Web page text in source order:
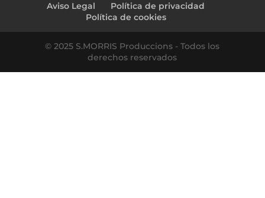
Aviso Legal
Política de privacidad
Política de cookies
© 2025 S.MORRIS Produccions - Todos los
derechos reservados